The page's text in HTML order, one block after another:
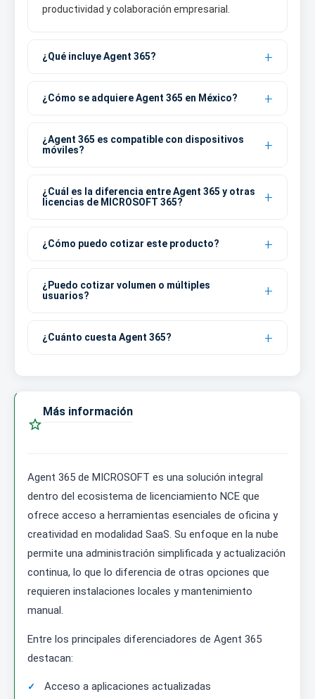
productividad y colaboración empresarial.
¿Qué incluye Agent 365?
¿Cómo se adquiere Agent 365 en México?
¿Agent 365 es compatible con dispositivos
móviles?
¿Cuál es la diferencia entre Agent 365 y otras
licencias de MICROSOFT 365?
¿Cómo puedo cotizar este producto?
¿Puedo cotizar volumen o múltiples
usuarios?
¿Cuánto cuesta Agent 365?

Más información
Agent 365 de MICROSOFT es una solución integral
dentro del ecosistema de licenciamiento NCE que
ofrece acceso a herramientas esenciales de oficina y
creatividad en modalidad SaaS. Su enfoque en la nube
permite una administración simplificada y actualización
continua, lo que lo diferencia de otras opciones que
requieren instalaciones locales y mantenimiento
manual.
Entre los principales diferenciadores de Agent 365
destacan:
Acceso a aplicaciones actualizadas